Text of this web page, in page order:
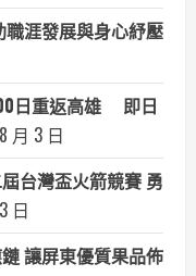
涯發展與身心紓壓
日重返高雄 即日
月 3 日
台灣盃火箭競賽 勇
日
讓屏東優質果品佈